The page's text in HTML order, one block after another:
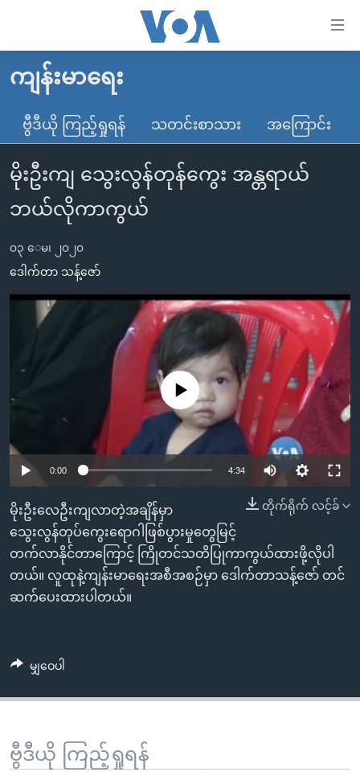
လွယ်ကူ
သည့်
Link
များ
ပင်မ
သို့
ကျော်
ကြည့်
ကျော်
ကြည့်
ရှာဖွေ
ရန်
နေရာ
သို့
ကျော်
မူလစာမျက်နှာ
မြန်မာ
ကမ္ဘာ့သတင်းများ
နိုင်ငံတကာ
အမေရိကန်
အစ္စရေး-ပါလက်စတိုင်း
ဗွီဒီယို
သတင်းလွတ်လပ်ခွင့်
ရပ်ဝန်းတခု လမ်းတခု အလွန်
အင်္ဂလိပ်စာလေ့လာမယ်
မကြေးမုံရဲ့ အင်္ဂလိပ်စာ
ရုပ်ရှင်ထဲက အင်္ဂလိပ်စာ
သုတပဒေသာ အင်္ဂလိပ်စာ
ရေဒီယို
ရေဒီယိုနှင့်ရုပ်သံ အချက်အလက်များ
ရေဒီယို/တီဗွီအစီအစဉ်
ဗွီအိုအေ လူမှုကွန်ယက်များ
ဘာသာစကားများ
ကျန်းမာရေး
ဗွီဒီယို ကြည့်ရှုရန် သတင်းစာသား အကြောင်း
မိုးဦးကျ သွေးလွန်တုန်ကွေး အန္တရာယ်
ဘယ်လိုကာကွယ်
၀၃ ေမ၊ ၂၀၂၀
ဒေါက်တာ သန့်ဇော်
No media source currently available
0:00 4:34
တိုက်ရိုက် လင့်ခ်
မိုးဦးလေဦးကျလာတဲ့အချိန်မှာ
သွေးလွန်တုပ်ကွေးရောဂါဖြစ်ပွားမှုတွေမြင့်
တက်လာနိုင်တာကြောင့် ကြိုတင်သတိပြုကာကွယ်ထားဖို့လိုပါ
တယ်။ လူထုနဲ့ကျန်းမာရေးအစီအစဉ်မှာ ဒေါက်တာသန့်ဇော် တင်
ဆက်ပေးထားပါတယ်။
မျှဝေပါ
ဗွီဒီယို ကြည့်ရှုရန်